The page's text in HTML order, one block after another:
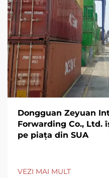
Dongguan Zeyuan
Forwarding Co., Ltd.
pe piața din SUA
VEZI MAI MULT